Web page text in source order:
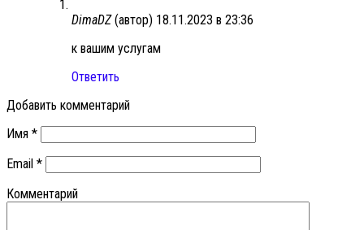
DimaDZ (автор) 18.11.2023 в 23:36
к вашим услугам
Ответить
Добавить комментарий
Имя *
Email *
Комментарий